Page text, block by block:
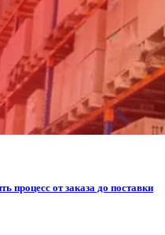
процесс от заказа до поставки